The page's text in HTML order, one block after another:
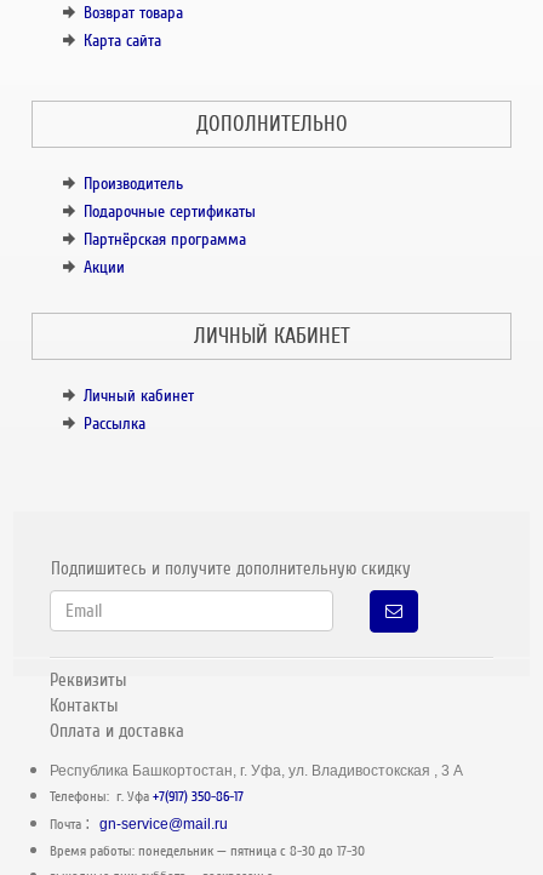
Возврат товара
Карта сайта
ДОПОЛНИТЕЛЬНО
Производитель
Подарочные сертификаты
Партнёрская программа
Акции
ЛИЧНЫЙ КАБИНЕТ
Личный кабинет
Рассылка
Подпишитесь и получите дополнительную скидку
Реквизиты
Контакты
Оплата и доставка
Республика Башкортостан, г. Уфа, ул. Владивостокская , 3 А
Телефоны: г. Уфа+7(917) 350-86-17
Почта :gn-service@mail.ru
Время работы: понедельник — пятница c 8-30 до 17-30